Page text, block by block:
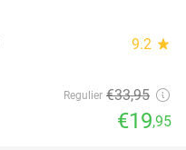
9.2 star
Regulier €33,95
€19,95